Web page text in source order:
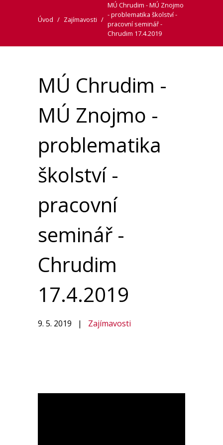
Úvod / Zajímavosti /
MÚ Chrudim - MÚ Znojmo
- problematika školství -
pracovní seminář -
Chrudim 17.4.2019
MÚ Chrudim -
MÚ Znojmo -
problematika
školství -
pracovní
seminář -
Chrudim
17.4.2019
9. 5. 2019 | Zajímavosti